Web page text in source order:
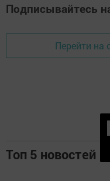
Подписывайтесь
Перейти на
Топ 5 новостей